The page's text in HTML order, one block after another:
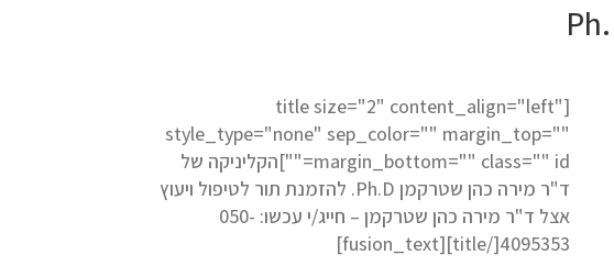
[title size="2" content_align="left"
style_type="none" sep_color="" margin_top=""
margin_bottom="" class="" id=""]הקליניקה של
ד"ר מירה כהן שטרקמן Ph.D. להזמנת תור לטיפול ויעוץ
אצל ד"ר מירה כהן שטרקמן – חייג/י עכשו: 050-
4095353[/title][fusion_text]